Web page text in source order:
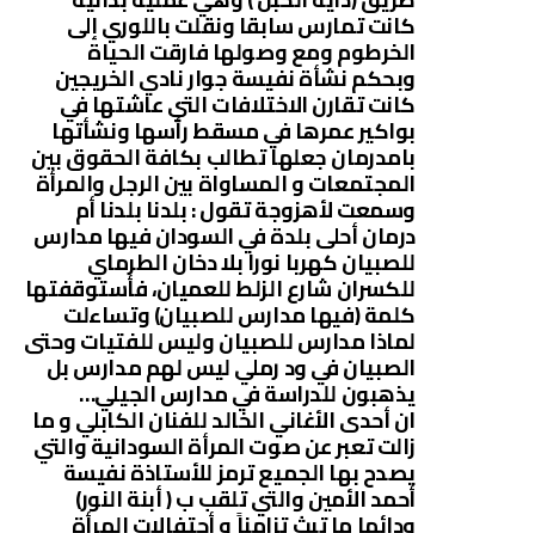
كانت تمارس سابقا ونقلت باللوري إلى
الخرطوم ومع وصولها فارقت الحياة
وبحكم نشأة نفيسة جوار نادي الخريجين
كانت تقارن الاختلافات التي عاشتها في
بواكير عمرها في مسقط رأسها ونشأتها
بامدرمان جعلها تطالب بكافة الحقوق بين
المجتمعات و المساواة بين الرجل والمرأة
وسمعت لأهزوجة تقول : بلدنا بلدنا أم
درمان أحلى بلدة في السودان فيها مدارس
للصبيان كهربا نورا بلا دخان الطرماي
للكسران شارع الزلط للعميان، فأستوقفتها
كلمة (فيها مدارس للصبيان) وتساءلت
لماذا مدارس للصبيان وليس للفتيات وحتى
الصبيان في ود رملي ليس لهم مدارس بل
يذهبون للدراسة في مدارس الجيلي…
ان أحدى الأغاني الخالد للفنان الكابلي و ما
زالت تعبر عن صوت المرأة السودانية والتي
يصدح بها الجميع ترمز للأستاذة نفيسة
أحمد الأمين والتي تلقب ب ( أبنة النور)
ودائما ما تبث تزامناً و أحتفالات المرأة